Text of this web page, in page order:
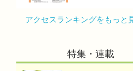
アクセスランキングをもっと
特集・連載